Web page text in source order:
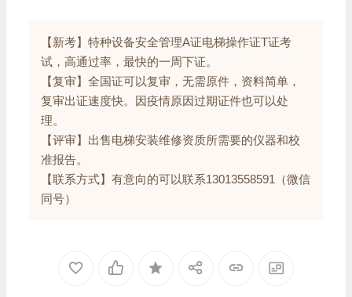
【新考】特种设备安全管理A证电梯操作证T证考
试，高通过率，最快的一周下证。
【复审】全国证可以复审，无需原件，资料简单，
复审出证速度快。因疫情原因过期证件也可以处
理。
【评审】出售电梯安装维修资质所需要的仪器和校
准报告。
【联系方式】有意向的可以联系13013558591（微信
同号）